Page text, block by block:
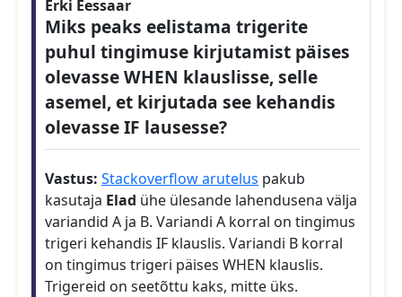
Erki Eessaar
Miks peaks eelistama trigerite
puhul tingimuse kirjutamist päises
olevasse WHEN klauslisse, selle
asemel, et kirjutada see kehandis
olevasse IF lausesse?
Vastus: Stackoverflow arutelus pakub
kasutaja Elad ühe ülesande lahendusena välja
variandid A ja B. Variandi A korral on tingimus
trigeri kehandis IF klauslis. Variandi B korral
on tingimus trigeri päises WHEN klauslis.
Trigereid on seetõttu kaks, mitte üks.